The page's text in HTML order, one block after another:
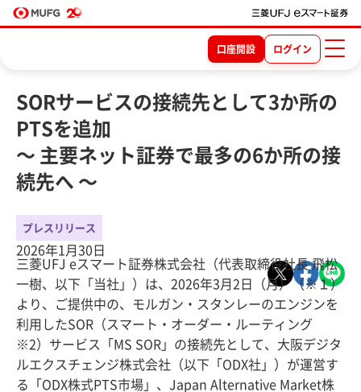
口座開設 ログイン
SORサービスの接続先として3か所の
PTSを追加
～ 主要ネット証券で最多の6か所の接
続先へ ～
プレスリリース
2026年1月30日
三菱UFJ eスマート証券株式会社（代表取締役社長 飛松
一樹、以下「当社」）は、2026年3月2日（月）（※１）
より、ご提供中の、モルガン・スタンレーのエンジンを
利用したSOR（スマート・オーダー・ルーティング
※2）サービス「MS SOR」の接続先として、大阪デジタ
ルエクスチェンジ株式会社（以下「ODX社」）が運営す
る「ODX株式PTS市場」、Japan Alternative Market株